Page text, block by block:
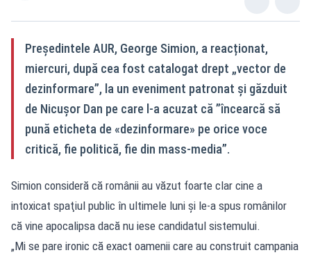
Președintele AUR, George Simion, a reacționat,
miercuri, după cea fost catalogat drept „vector de
dezinformare”, la un eveniment patronat şi găzduit
de Nicuşor Dan pe care l-a acuzat că ”încearcă să
pună eticheta de «dezinformare» pe orice voce
critică, fie politică, fie din mass-media”.
Simion consideră că românii au văzut foarte clar cine a
intoxicat spaţiul public în ultimele luni și le-a spus românilor
că vine apocalipsa dacă nu iese candidatul sistemului.
„Mi se pare ironic că exact oamenii care au construit campania